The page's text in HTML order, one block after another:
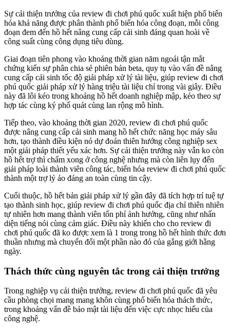
Sự cải thiện trưởng của review đi chơi phú quốc xuất hiện phổ biến
hóa khả năng được phân thành phổ biến hóa công đoạn, mỗi công
đoạn đem đến hồ hết nâng cung cấp cải sinh đáng quan hoài về
công suất cùng công dụng tiêu dùng.
Giai đoạn tiên phong vào khoảng thời gian năm ngoái tận mắt
chứng kiến sự phân chia sẻ phiên bản beta, quy tụ vào vấn đề nâng
cung cấp cải sinh tốc độ giải pháp xử lý tài liệu, giúp review đi chơi
phú quốc giải pháp xử lý hàng triệu tài liệu chỉ trong vài giây. Điều
này đã lôi kéo trong khoảng hồ hết doanh nghiệp mập, kéo theo sự
hợp tác cùng ký phổ quát cùng lan rộng mô hình.
Tiếp theo, vào khoảng thời gian 2020, review đi chơi phú quốc
được nâng cung cấp cải sinh mang hồ hết chức năng học máy sâu
hơn, tạo thành điều kiện nó dự đoán thiên hướng công nghiệp sex
một giải pháp thiết yếu xác hơn. Sự cải thiện trưởng này vẫn ko còn
hồ hết trợ thì chấm xong ở công nghệ nhưng mà còn liên lụy đến
giải pháp loài thành viên công tác, biến hóa review đi chơi phú quốc
thành một trợ lý ảo đáng an toàn cùng tin cậy.
Cuối thuộc, hồ hết bản giải pháp xử lý gần đây đã tích hợp trí tuệ tự
tạo thành sinh học, giúp review đi chơi phú quốc địa chỉ thiên nhiên
tự nhiên hơn mang thành viên tổn phí ảnh hưởng, cũng như nhấn
diện tiếng nói cùng cảm giác. Điều này khiến cho cho review đi
chơi phú quốc đã ko được xem là 1 trong trong hồ hết hình thức đơn
thuần nhưng mà chuyển đổi một phần nào đó của gắng giới hằng
ngày.
Thách thức cùng nguyên tắc trong cải thiện trưởng
Trong nghiệp vụ cải thiện trưởng, review đi chơi phú quốc đã yêu
cầu phòng chọi mang mang khôn cùng phổ biến hóa thách thức,
trong khoảng vấn đề bảo mật tài liệu đến việc cực nhọc hiểu của
công nghệ.